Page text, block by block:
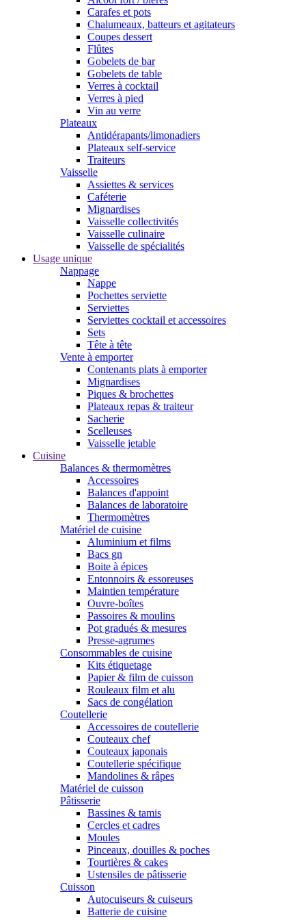
Carafes et pots
Chalumeaux, batteurs et agitateurs
Coupes dessert
Flûtes
Gobelets de bar
Gobelets de table
Verres à cocktail
Verres à pied
Vin au verre
Plateaux
Antidérapants/limonadiers
Plateaux self-service
Traiteurs
Vaisselle
Assiettes & services
Caféterie
Mignardises
Vaisselle collectivités
Vaisselle culinaire
Vaisselle de spécialités
Usage unique
Nappage
Nappe
Pochettes serviette
Serviettes
Serviettes cocktail et accessoires
Sets
Tête à tête
Vente à emporter
Contenants plats à emporter
Mignardises
Piques & brochettes
Plateaux repas & traiteur
Sacherie
Scelleuses
Vaisselle jetable
Cuisine
Balances & thermomètres
Accessoires
Balances d'appoint
Balances de laboratoire
Thermomètres
Matériel de cuisine
Aluminium et films
Bacs gn
Boite à épices
Entonnoirs & essoreuses
Maintien température
Ouvre-boîtes
Passoires & moulins
Pot gradués & mesures
Presse-agrumes
Consommables de cuisine
Kits étiquetage
Papier & film de cuisson
Rouleaux film et alu
Sacs de congélation
Coutellerie
Accessoires de coutellerie
Couteaux chef
Couteaux japonais
Coutellerie spécifique
Mandolines & râpes
Matériel de cuisson
Pâtisserie
Bassines & tamis
Cercles et cadres
Moules
Pinceaux, douilles & poches
Tourtières & cakes
Ustensiles de pâtisserie
Cuisson
Autocuiseurs & cuiseurs
Batterie de cuisine